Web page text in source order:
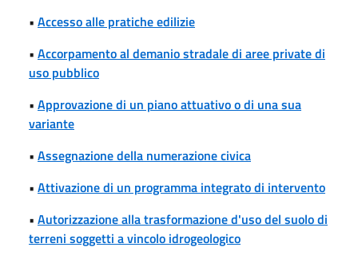
• Accesso alle pratiche edilizie
• Accorpamento al demanio stradale di aree private di
uso pubblico
• Approvazione di un piano attuativo o di una sua
variante
• Assegnazione della numerazione civica
• Attivazione di un programma integrato di intervento
• Autorizzazione alla trasformazione d'uso del suolo di
terreni soggetti a vincolo idrogeologico